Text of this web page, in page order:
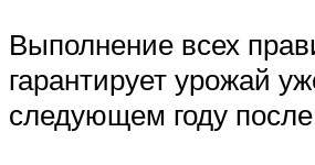
Выполнение всех
гарантирует урожай
следующем году